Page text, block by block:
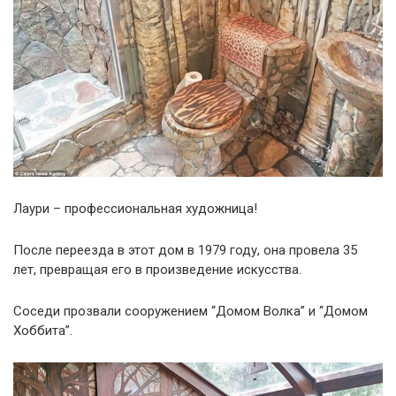
Лаури – профессиональная художница!
После переезда в этот дом в 1979 году, она провела 35
лет, превращая его в произведение искусства.
Соседи прозвали сооружением “Домом Волка” и “Домом
Хоббита”.